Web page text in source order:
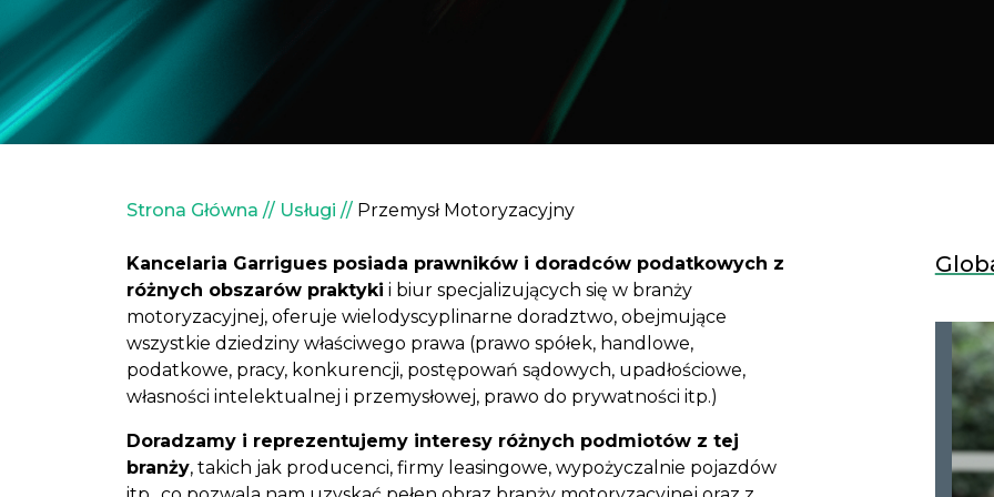
Ścieżka nawigacyjna
Strona Główna Usługi Przemysł Motoryzacyjny
Kancelaria Garrigues posiada prawników i doradców podatkowych z
różnych obszarów praktyki i biur specjalizujących się w branży
motoryzacyjnej, oferuje wielodyscyplinarne doradztwo, obejmujące
wszystkie dziedziny właściwego prawa (prawo spółek, handlowe,
podatkowe, pracy, konkurencji, postępowań sądowych, upadłościowe,
własności intelektualnej i przemysłowej, prawo do prywatności itp.)
Doradzamy i reprezentujemy interesy różnych podmiotów z tej
branży, takich jak producenci, firmy leasingowe, wypożyczalnie pojazdów